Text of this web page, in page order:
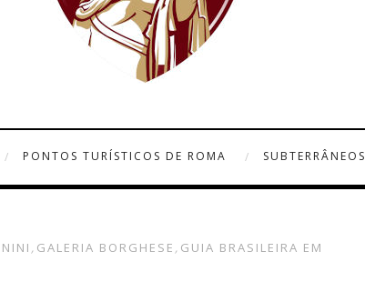
PONTOS TURÍSTICOS DE ROMA SUBTERRÂNEOS
, GALERIA BORGHESE , GUIA BRASILEIRA EM